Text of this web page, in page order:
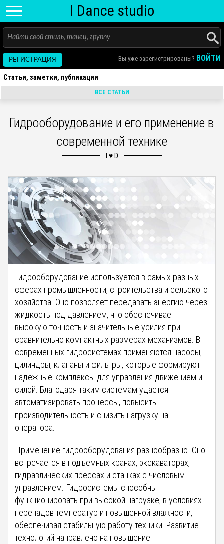
I Dance studio
Вы уже зарегистрированы? ВОЙТИ
РЕГИСТРАЦИЯ
Статьи, заметки, публикации
ВСЕ СТАТЬИ
Гидрооборудование и его применение в
современной технике
Гидрооборудование используется в самых разных
сферах промышленности, строительства и сельского
хозяйства. Оно позволяет передавать энергию через
жидкость под давлением, что обеспечивает
высокую точность и значительные усилия при
сравнительно компактных размерах механизмов. В
современных гидросистемах применяются насосы,
цилиндры, клапаны и фильтры, которые формируют
надежные комплексы для управления движением и
силой. Благодаря таким системам удается
автоматизировать процессы, повысить
производительность и снизить нагрузку на
оператора.
Применение гидрооборудования разнообразно. Оно
встречается в подъемных кранах, экскаваторах,
гидравлических прессах и станках с числовым
управлением. Гидросистемы способны
функционировать при высокой нагрузке, в условиях
перепадов температур и повышенной влажности,
обеспечивая стабильную работу техники. Развитие
технологий направлено на повышение